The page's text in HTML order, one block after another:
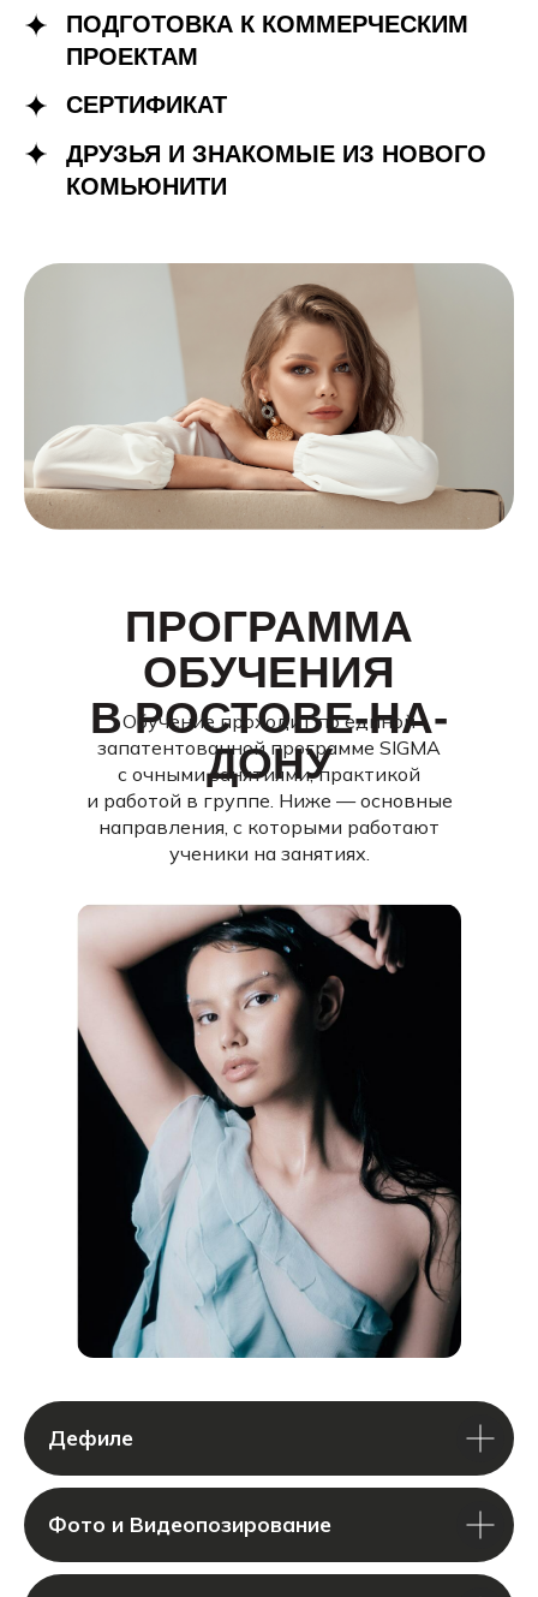
ПОДГОТОВКА К КОММЕРЧЕСКИМ
ПРОЕКТАМ
СЕРТИФИКАТ
ДРУЗЬЯ И ЗНАКОМЫЕ ИЗ НОВОГО
КОМЬЮНИТИ
ПРОГРАММА
ОБУЧЕНИЯ
В РОСТОВЕ-НА-
ДОНУ
Обучение проходит по единой
запатентованной программе SIGMA
с очными занятиями, практикой
и работой в группе. Ниже — основные
направления, с которыми работают
ученики на занятиях.
ПОЛУЧИТЬ КОНСУЛЬТАЦИЮ
Дефиле
Фото и Видеопозирование